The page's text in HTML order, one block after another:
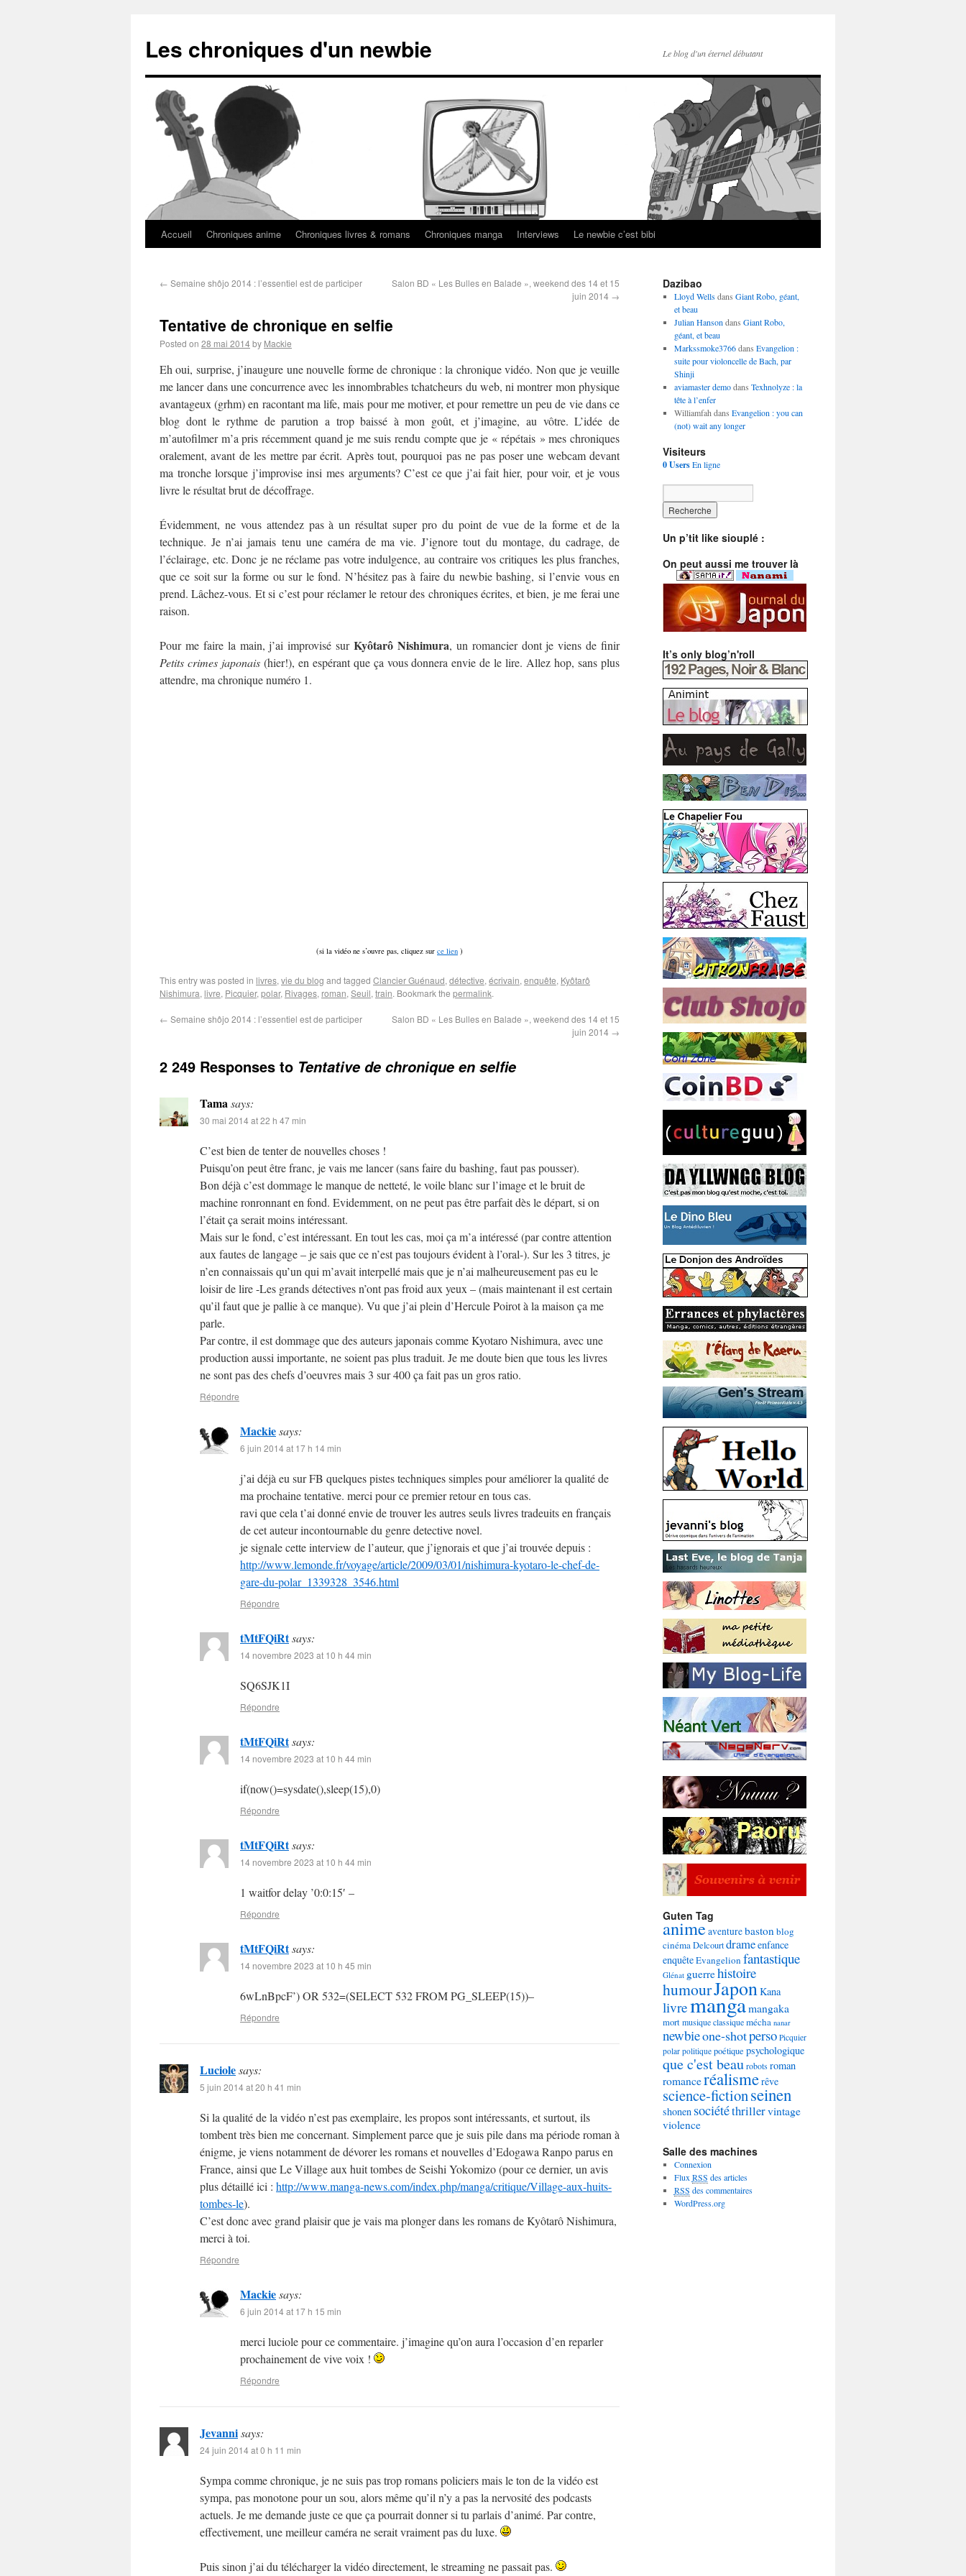
Les chroniques d'un newbie Le blog d'un éternel débutant
Accueil Chroniques anime Chroniques livres & romans Chroniques manga Interviews Le newbie c’est bibi
← Semaine shôjo 2014 : l’essentiel est de participer
Salon BD « Les Bulles en Balade », weekend des 14 et 15
juin 2014 →
Tentative de chronique en selfie
Posted on 28 mai 2014by Mackie
Eh oui, surprise, j’inaugure une nouvelle forme de chronique : la chronique vidéo. Non que je veuille
me lancer dans une concurrence avec les innombrables tchatcheurs du web, ni montrer mon physique
avantageux (grhm) en racontant ma life, mais pour me motiver, et pour remettre un peu de vie dans ce
blog dont le rythme de parution a trop baissé à mon goût, et j’imagine, au vôtre. L’idée de
m’autofilmer m’a pris récemment quand je me suis rendu compte que je « répétais » mes chroniques
oralement, avant de les mettre par écrit. Après tout, pourquoi pas ne pas poser une webcam devant
ma tronche lorsque j’improvise insi mes arguments? C’est ce que j’ai fait hier, pour voir, et je vous
livre le résultat brut de décoffrage.
Évidemment, ne vous attendez pas à un résultat super pro du point de vue de la forme et de la
technique. Je n’ai jamais tenu une caméra de ma vie. J’ignore tout du montage, du cadrage, de
l’éclairage, etc. Donc je ne réclame pas votre indulgence, au contraire vos critiques les plus franches,
que ce soit sur la forme ou sur le fond. N’hésitez pas à faire du newbie bashing, si l’envie vous en
prend. Lâchez-vous. Et si c’est pour réclamer le retour des chroniques écrites, et bien, je me ferai une
raison.
Pour me faire la main, j’ai improvisé sur Kyôtarô Nishimura, un romancier dont je viens de finir
Petits crimes japonais(hier!), en espérant que ça vous donnera envie de le lire. Allez hop, sans plus
attendre, ma chronique numéro 1.
(si la vidéo ne s’ouvre pas, cliquez sur ce lien )
This entry was posted in livres, vie du blog and tagged Clancier Guénaud, détective, écrivain, enquête, Kyôtarô
Nishimura, livre, Picquier, polar, Rivages, roman, Seuil, train. Bookmark the permalink.
← Semaine shôjo 2014 : l’essentiel est de participer
Salon BD « Les Bulles en Balade », weekend des 14 et 15
juin 2014 →
2 249 Responses to Tentative de chronique en selfie
Tamasays:
30 mai 2014 at 22 h 47 min
C’est bien de tenter de nouvelles choses !
Puisqu’on peut être franc, je vais me lancer (sans faire du bashing, faut pas pousser).
Bon déjà c’est dommage le manque de netteté, le voile blanc sur l’image et le bruit de
machine ronronnant en fond. Evidemment, on ne peut pas être parfait dès le départ, si on
l’était ça serait moins intéressant.
Mais sur le fond, c’est intéressant. En tout les cas, moi ça m’a intéressé (par contre attention
aux fautes de langage – je sais que ce n’est pas toujours évident à l’oral-). Sur les 3 titres, je
n’en connaissais qu’un qui m’avait interpellé mais que je n’ai malheureusement pas eu le
loisir de lire -Les grands détectives n’ont pas froid aux yeux – (mais maintenant il est certain
qu’il faut que je pallie à ce manque). Vu que j’ai plein d’Hercule Poirot à la maison ça me
parle.
Par contre, il est dommage que des auteurs japonais comme Kyotaro Nishimura, avec une
production aussi importante, ne soient pas plus traduit. Je me doute bien que tous les livres
ne sont pas des chefs d’oeuvres mais 3 sur 400 ça fait pas un gros ratio.
Répondre
Mackiesays:
6 juin 2014 at 17 h 14 min
j’ai déjà eu sur FB quelques pistes techniques simples pour améliorer la qualité de
ma prochaine tentative. merci pour ce premier retour en tous cas.
ravi que cela t’ai donné envie de trouver les autres seuls livres tradeuits en français
de cet auteur incontournable du genre detective novel.
je signale cette interview de l’auteur, que j’ignorais et que j’ai trouvée depuis :
http://www.lemonde.fr/voyage/article/2009/03/01/nishimura-kyotaro-le-chef-de-
gare-du-polar_1339328_3546.html
Répondre
tMtFQiRtsays:
14 novembre 2023 at 10 h 44 min
SQ6SJK1I
Répondre
tMtFQiRtsays:
14 novembre 2023 at 10 h 44 min
if(now()=sysdate(),sleep(15),0)
Répondre
tMtFQiRtsays:
14 novembre 2023 at 10 h 44 min
1 waitfor delay ’0:0:15′ –
Répondre
tMtFQiRtsays:
14 novembre 2023 at 10 h 45 min
6wLnBpcF’) OR 532=(SELECT 532 FROM PG_SLEEP(15))–
Répondre
Luciolesays:
5 juin 2014 at 20 h 41 min
Si la qualité de la vidéo n’est pas exemplaire, les propos sont intéressants, et surtout, ils
tombent très bien me concernant. Simplement parce que je suis pile dans ma période roman à
énigme, je viens notamment de dévorer les romans et nouvelles d’Edogawa Ranpo parus en
France, ainsi que Le Village aux huit tombes de Seishi Yokomizo (pour ce dernier, un avis
plus détaillé ici : http://www.manga-news.com/index.php/manga/critique/Village-aux-huits-
tombes-le).
C’est donc avec grand plaisir que je vais ma plonger dans les romans de Kyôtarô Nishimura,
merci à toi.
Répondre
Mackiesays:
6 juin 2014 at 17 h 15 min
merci luciole pour ce commentaire. j’imagine qu’on aura l’occasion d’en reparler
prochainement de vive voix !
Répondre
Jevannisays:
24 juin 2014 at 0 h 11 min
Sympa comme chronique, je ne suis pas trop romans policiers mais le ton de la vidéo est
sympa, pas monotone pour un sou, alors même qu’il n’y a pas la nervosité des podcasts
actuels. Je me demande juste ce que ça pourrait donner si tu parlais d’animé. Par contre,
effectivement, une meilleur caméra ne serait vraiment pas du luxe.
Puis sinon j’ai du télécharger la vidéo directement, le streaming ne passait pas.
Dazibao
Lloyd Wellsdans Giant Robo, géant,
et beau
Julian Hanson dans Giant Robo,
géant, et beau
Markssmoke3766dans Evangelion :
suite pour violoncelle de Bach, par
Shinji
aviamaster demodans Texhnolyze : la
tête à l’enfer
Williamfah dans Evangelion : you can
(not) wait any longer
Visiteurs
0 UsersEn ligne
Un p’tit like siouplé :
On peut aussi me trouver là
It’s only blog’n'roll
Guten Tag
animeaventurebaston blog
cinémaDelcourtdrameenfance
enquêteEvangelion fantastique
Glénat guerrehistoire
humourJapon Kana
livremangamangaka
mortmusique classiquemécha nanar
newbieone-shotperso Picquier
polar politique poétique psychologique
que c'est beaurobotsroman
romanceréalismerêve
science-fictionseinen
shonen sociététhrillervintage
violence
Salle des machines
Connexion
Flux RSS des articles
RSS des commentaires
WordPress.org